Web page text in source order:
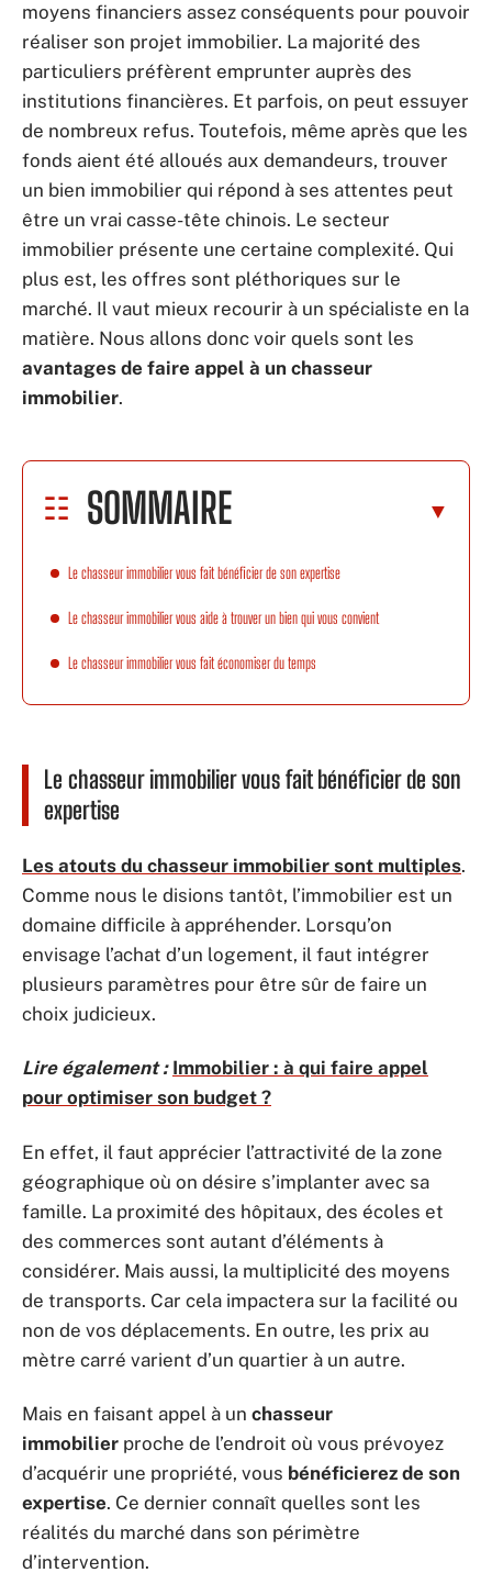
moyens financiers assez conséquents pour pouvoir
réaliser son projet immobilier. La majorité des
particuliers préfèrent emprunter auprès des
institutions financières. Et parfois, on peut essuyer
de nombreux refus. Toutefois, même après que les
fonds aient été alloués aux demandeurs, trouver
un bien immobilier qui répond à ses attentes peut
être un vrai casse-tête chinois. Le secteur
immobilier présente une certaine complexité. Qui
plus est, les offres sont pléthoriques sur le
marché. Il vaut mieux recourir à un spécialiste en la
matière. Nous allons donc voir quels sont les
avantages de faire appel à un chasseur
immobilier.
SOMMAIRE
Le chasseur immobilier vous fait bénéficier de son expertise
Le chasseur immobilier vous aide à trouver un bien qui vous convient
Le chasseur immobilier vous fait économiser du temps
Le chasseur immobilier vous fait bénéficier de son
expertise
Les atouts du chasseur immobilier sont multiples.
Comme nous le disions tantôt, l’immobilier est un
domaine difficile à appréhender. Lorsqu’on
envisage l’achat d’un logement, il faut intégrer
plusieurs paramètres pour être sûr de faire un
choix judicieux.
Lire également : Immobilier : à qui faire appel
pour optimiser son budget ?
En effet, il faut apprécier l’attractivité de la zone
géographique où on désire s’implanter avec sa
famille. La proximité des hôpitaux, des écoles et
des commerces sont autant d’éléments à
considérer. Mais aussi, la multiplicité des moyens
de transports. Car cela impactera sur la facilité ou
non de vos déplacements. En outre, les prix au
mètre carré varient d’un quartier à un autre.
Mais en faisant appel à un chasseur
immobilier proche de l’endroit où vous prévoyez
d’acquérir une propriété, vous bénéficierez de son
expertise. Ce dernier connaît quelles sont les
réalités du marché dans son périmètre
d’intervention.